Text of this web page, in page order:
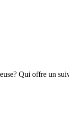
Qui offre un